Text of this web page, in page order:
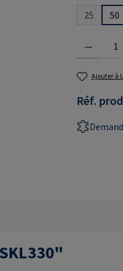
25
(Cette
50
Ajouter à
Réf.